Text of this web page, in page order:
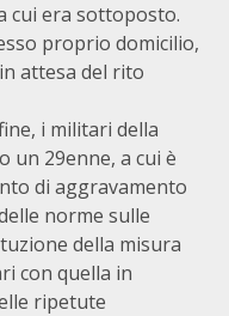
cui era sottoposto.
proprio domicilio,
attesa del rito
i militari della
un 29enne, a cui è
di aggravamento
norme sulle
della misura
con quella in
ripetute